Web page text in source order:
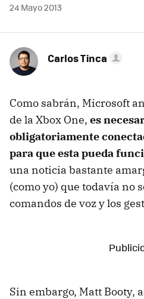
24 Mayo 2013
Carlos Tinca
Como sabrán, Microsoft
de la Xbox One, es
obligatoriamente
para que esta pueda
una noticia bastante
(como yo) que todavía no
comandos de voz y los
Sin embargo, Matt Booty,